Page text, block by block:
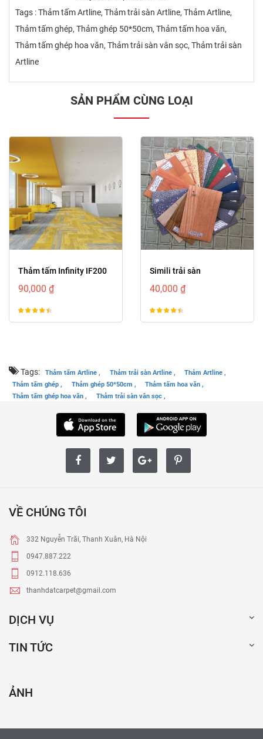
Tags : Thảm tấm Artline, Thảm trải sàn Artline, Thảm Artline,
Thảm tấm ghép, Thảm ghép 50*50cm, Thảm tấm hoa văn,
Thảm tấm ghép hoa văn, Thảm trải sàn vân sọc, Thảm trải sàn
Artline
SẢN PHẨM CÙNG LOẠI
Thảm tấm Infinity IF200
90,000 ₫
Simili trải sàn
40,000 ₫
prev next
Tags: Thảm tấm Artline , Thảm trải sàn Artline ,
Thảm Artline ,
Thảm tấm ghép ,
Thảm ghép 50*50cm ,
Thảm tấm hoa văn ,
Thảm tấm ghép hoa văn ,
Thảm trải sàn vân sọc ,
VỀ CHÚNG TÔI
332 Nguyễn Trãi, Thanh Xuân, Hà Nội
0947.887.222
0912.118.636
thanhdatcarpet@gmail.com
DỊCH VỤ
TIN TỨC
ẢNH